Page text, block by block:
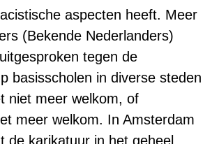
aspecten heeft. Meer
(Bekende Nederlanders)
tegen de
basisscholen in diverse steden
niet meer welkom, of
meer welkom. In Amsterdam
de karikatuur in het geheel